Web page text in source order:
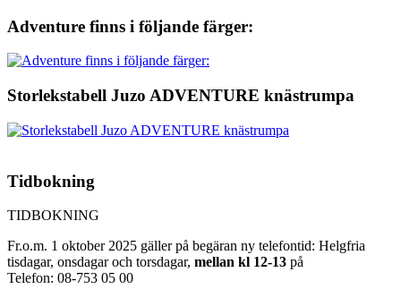
Adventure finns i följande färger:
Storlekstabell Juzo ADVENTURE knästrumpa
Tidbokning
TIDBOKNING
Fr.o.m. 1 oktober 2025 gäller på begäran ny telefontid: Helgfria
tisdagar, onsdagar och torsdagar, mellan kl 12-13 på
Telefon: 08-753 05 00